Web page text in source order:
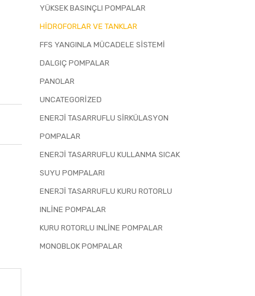
YÜKSEK BASINÇLI POMPALAR
HIDROFORLAR VE TANKLAR
FFS YANGINLA MÜCADELE SISTEMI
DALGIÇ POMPALAR
PANOLAR
UNCATEGORIZED
ENERJI TASARRUFLU SIRKÜLASYON
POMPALAR
ENERJI TASARRUFLU KULLANMA SICAK
SUYU POMPALARI
ENERJI TASARRUFLU KURU ROTORLU
INLINE POMPALAR
KURU ROTORLU INLINE POMPALAR
MONOBLOK POMPALAR